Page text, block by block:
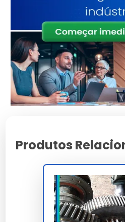
Características e
Suporte comercial direto
industrial.
Alta adaptabilidade a
técnicas.
Design moderno que
periódica.
Facilidade de instalação e
A definição de valores
redutoresleva em conta a
o volume da sua
propostas personalizadas
Produtos